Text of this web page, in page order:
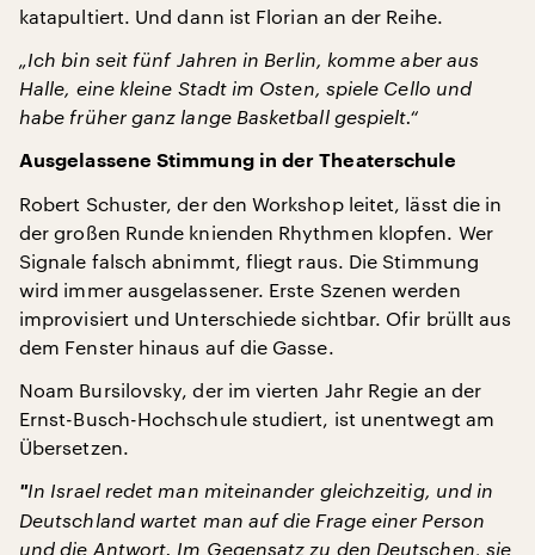
katapultiert. Und dann ist Florian an der Reihe.
„Ich bin seit fünf Jahren in Berlin, komme aber aus
Halle, eine kleine Stadt im Osten, spiele Cello und
habe früher ganz lange Basketball gespielt.“
Ausgelassene Stimmung in der Theaterschule
Robert Schuster, der den Workshop leitet, lässt die in
der großen Runde knienden Rhythmen klopfen. Wer
Signale falsch abnimmt, fliegt raus. Die Stimmung
wird immer ausgelassener. Erste Szenen werden
improvisiert und Unterschiede sichtbar. Ofir brüllt aus
dem Fenster hinaus auf die Gasse.
Noam Bursilovsky, der im vierten Jahr Regie an der
Ernst-Busch-Hochschule studiert, ist unentwegt am
Übersetzen.
"In Israel redet man miteinander gleichzeitig, und in
Deutschland wartet man auf die Frage einer Person
und die Antwort. Im Gegensatz zu den Deutschen, sie